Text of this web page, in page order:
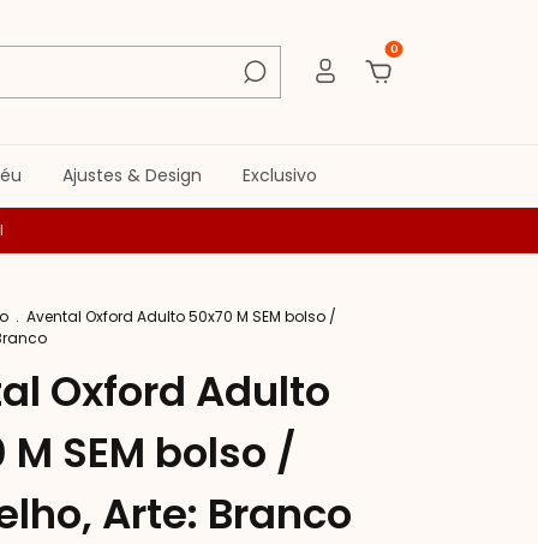
0
Ajustes & Design Exclusivo
. Avental Oxford Adulto 50x70 M SEM bolso /
Oxford Adulto
M SEM bolso /
Arte: Branco